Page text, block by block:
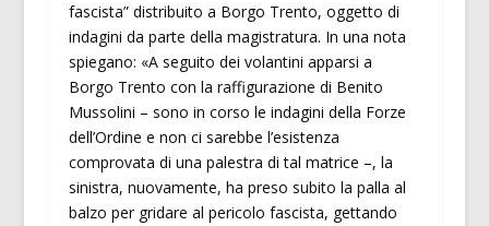
fascista” distribuito a Borgo Trento, oggetto di
indagini da parte della magistratura. In una nota
spiegano: «A seguito dei volantini apparsi a
Borgo Trento con la raffigurazione di Benito
Mussolini – sono in corso le indagini della Forze
dell’Ordine e non ci sarebbe l’esistenza
comprovata di una palestra di tal matrice –, la
sinistra, nuovamente, ha preso subito la palla al
balzo per gridare al pericolo fascista, gettando